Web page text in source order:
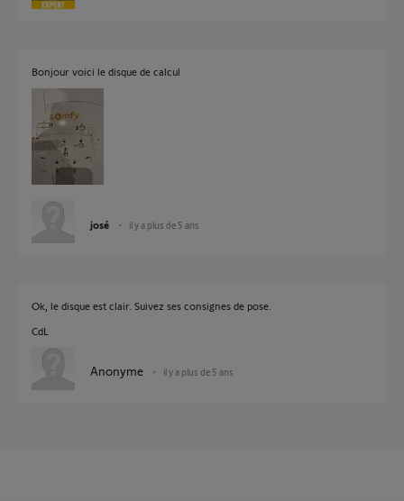
Bonjour voici le disque de calcul
josé il y a plus de 5 ans
Ok, le disque est clair. Suivez ses consignes de pose.
CdL
Anonyme il y a plus de 5 ans